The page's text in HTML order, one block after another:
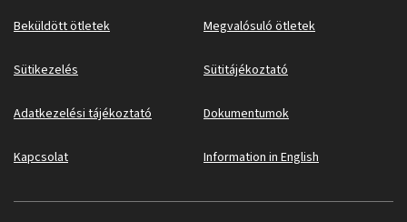
Beküldött ötletek Megvalósuló ötletek
Sütikezelés Sütitájékoztató
Adatkezelési tájékoztató Dokumentumok
Kapcsolat Information in English